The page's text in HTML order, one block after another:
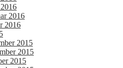
2016
2016
2015
2015
2015